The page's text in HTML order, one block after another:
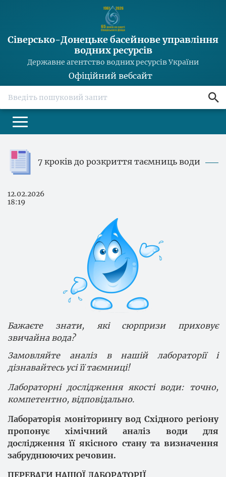
Сіверсько-Донецьке басейнове управління
водних ресурсів
Державне агентство водних ресурсів України
Офіційний вебсайт
7 кроків до розкриття таємниць води
12.02.2026
18:19
Бажаєте знати, які сюрпризи приховує
звичайна вода?
Замовляйте аналіз в нашій лабораторії і
дізнавайтесь усі її таємниці!
Лабораторні дослідження якості води: точно,
компетентно, відповідально.
Лабораторія моніторингу вод Східного регіону
пропонує хімічний аналіз води для
дослідження її якісного стану та визначення
забруднюючих речовин.
ПЕРЕВАГИ НАШОЇ ЛАБОРАТОРІЇ